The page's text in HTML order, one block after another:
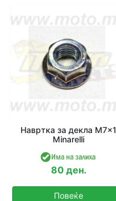
Навртка за декла M7x1
Minarelli
80 ден.
Повеќе